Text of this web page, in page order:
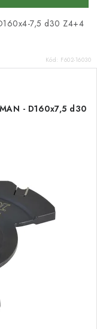
7,5 d30 Z4+4
Kód: F602-16030
- D160x7,5 d30